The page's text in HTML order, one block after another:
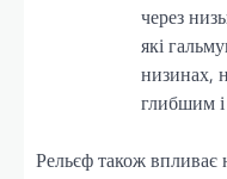
через
які
низинах,
глибшим
Рельєф також впливає